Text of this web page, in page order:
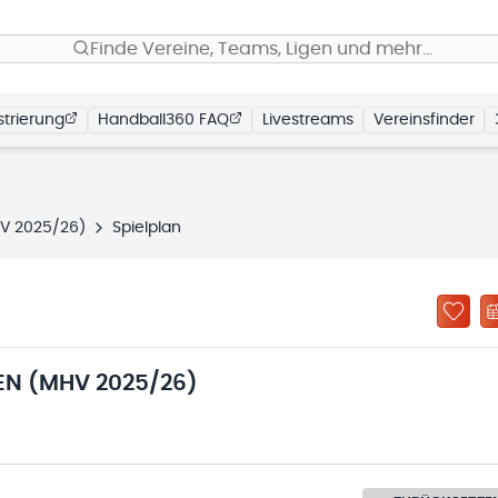
Finde Vereine, Teams, Ligen und mehr…
Handball360 FAQ Livestreams Vereinsfinder
2025/26) Spielplan
(MHV 2025/26)